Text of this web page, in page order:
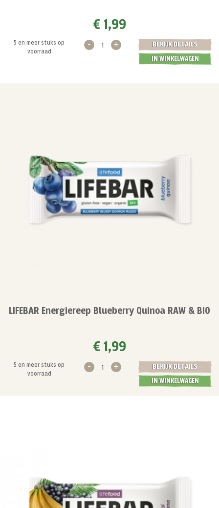
€ 1,99
5 en meer stuks op
voorraad
BEKIJK DETAILS
- +
IN WINKELWAGEN
LIFEBAR Energiereep Blueberry Quinoa RAW & BIO
€ 1,99
5 en meer stuks op
voorraad
BEKIJK DETAILS
- +
IN WINKELWAGEN